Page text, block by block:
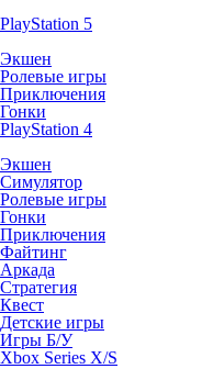
PlayStation 5
Экшен
Ролевые игры
Приключения
Гонки
PlayStation 4
Экшен
Симулятор
Ролевые игры
Гонки
Приключения
Файтинг
Аркада
Стратегия
Квест
Детские игры
Игры Б/У
Xbox Series X/S